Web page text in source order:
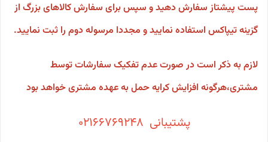
پست پیشتاز سفارش دهید و سپس برای سفارش کالاهای بزرگ از
گزینه تیپاکس استفاده نمایید و مجددا مرسوله دوم را ثبت نمایید.
لازم به ذکر است در صورت عدم تفکیک سفارشات توسط
مشتری،هرگونه افزایش کرایه حمل به عهده مشتری خواهد بود
پشتیبانی 02166769248